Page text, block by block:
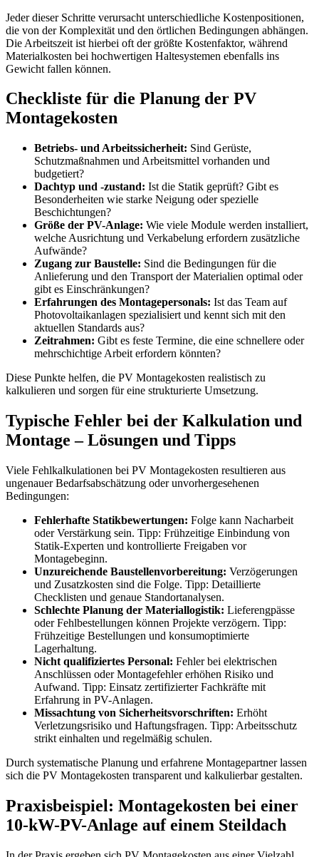
Jeder dieser Schritte verursacht unterschiedliche Kostenpositionen,
die von der Komplexität und den örtlichen Bedingungen abhängen.
Die Arbeitszeit ist hierbei oft der größte Kostenfaktor, während
Materialkosten bei hochwertigen Haltesystemen ebenfalls ins
Gewicht fallen können.
Checkliste für die Planung der PV
Montagekosten
Betriebs- und Arbeitssicherheit: Sind Gerüste,
Schutzmaßnahmen und Arbeitsmittel vorhanden und
budgetiert?
Dachtyp und -zustand: Ist die Statik geprüft? Gibt es
Besonderheiten wie starke Neigung oder spezielle
Beschichtungen?
Größe der PV-Anlage: Wie viele Module werden installiert,
welche Ausrichtung und Verkabelung erfordern zusätzliche
Aufwände?
Zugang zur Baustelle: Sind die Bedingungen für die
Anlieferung und den Transport der Materialien optimal oder
gibt es Einschränkungen?
Erfahrungen des Montagepersonals: Ist das Team auf
Photovoltaikanlagen spezialisiert und kennt sich mit den
aktuellen Standards aus?
Zeitrahmen: Gibt es feste Termine, die eine schnellere oder
mehrschichtige Arbeit erfordern könnten?
Diese Punkte helfen, die PV Montagekosten realistisch zu
kalkulieren und sorgen für eine strukturierte Umsetzung.
Typische Fehler bei der Kalkulation und
Montage – Lösungen und Tipps
Viele Fehlkalkulationen bei PV Montagekosten resultieren aus
ungenauer Bedarfsabschätzung oder unvorhergesehenen
Bedingungen:
Fehlerhafte Statikbewertungen: Folge kann Nacharbeit
oder Verstärkung sein. Tipp: Frühzeitige Einbindung von
Statik-Experten und kontrollierte Freigaben vor
Montagebeginn.
Unzureichende Baustellenvorbereitung: Verzögerungen
und Zusatzkosten sind die Folge. Tipp: Detaillierte
Checklisten und genaue Standortanalysen.
Schlechte Planung der Materiallogistik: Lieferengpässe
oder Fehlbestellungen können Projekte verzögern. Tipp:
Frühzeitige Bestellungen und konsumoptimierte
Lagerhaltung.
Nicht qualifiziertes Personal: Fehler bei elektrischen
Anschlüssen oder Montagefehler erhöhen Risiko und
Aufwand. Tipp: Einsatz zertifizierter Fachkräfte mit
Erfahrung in PV-Anlagen.
Missachtung von Sicherheitsvorschriften: Erhöht
Verletzungsrisiko und Haftungsfragen. Tipp: Arbeitsschutz
strikt einhalten und regelmäßig schulen.
Durch systematische Planung und erfahrene Montagepartner lassen
sich die PV Montagekosten transparent und kalkulierbar gestalten.
Praxisbeispiel: Montagekosten bei einer
10-kW-PV-Anlage auf einem Steildach